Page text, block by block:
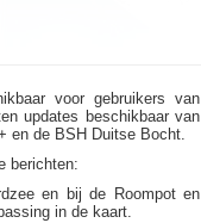
voor gebruikers van
updates beschikbaar van
en de BSH Duitse Bocht.
berichten:
en bij de Roompot en
in de kaart.